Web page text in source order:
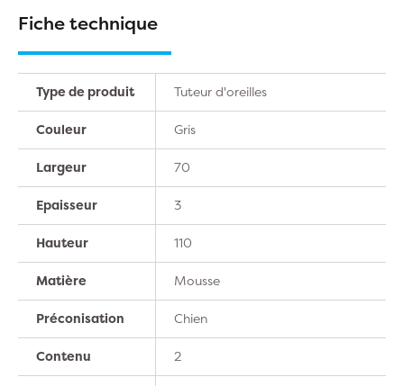
Fiche technique
Type de produit Tuteur d'oreilles
Couleur Gris
Largeur 70
Epaisseur 3
Hauteur 110
Matière Mousse
Préconisation Chien
Contenu 2